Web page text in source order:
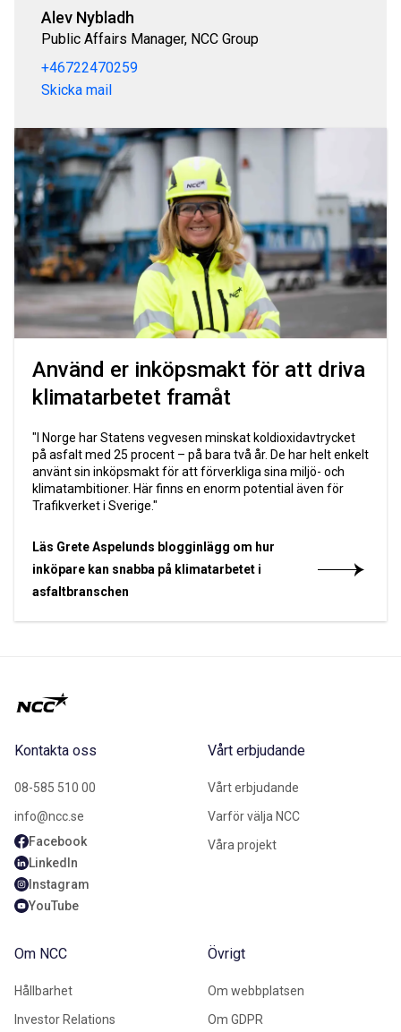
Alev Nybladh
Public Affairs Manager, NCC Group
+46722470259
Skicka mail
Använd er inköpsmakt för att driva
klimatarbetet framåt
"I Norge har Statens vegvesen minskat koldioxidavtrycket
på asfalt med 25 procent – på bara två år. De har helt enkelt
använt sin inköpsmakt för att förverkliga sina miljö- och
klimatambitioner. Här finns en enorm potential även för
Trafikverket i Sverige."
Läs Grete Aspelunds blogginlägg om hur
inköpare kan snabba på klimatarbetet i
asfaltbranschen
Kontakta oss
08-585 510 00
info@ncc.se
Facebook
LinkedIn
Instagram
YouTube
Vårt erbjudande
Vårt erbjudande
Varför välja NCC
Våra projekt
Om NCC
Hållbarhet
Investor Relations
Övrigt
Om webbplatsen
Om GDPR